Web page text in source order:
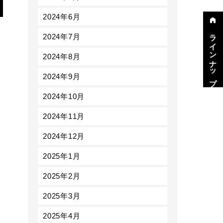
2024年6月
2024年7月
2024年8月
2024年9月
2024年10月
2024年11月
2024年12月
2025年1月
2025年2月
2025年3月
2025年4月
ラインナップ